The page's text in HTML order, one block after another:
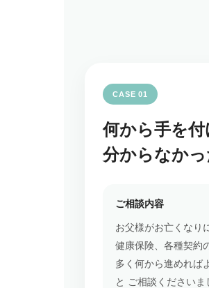
CASE 01
何から手を
分からなか
ご相談内容
お父様がお亡くなり
健康保険、各種契約
多く何から進めれば
と ご相談くださいま